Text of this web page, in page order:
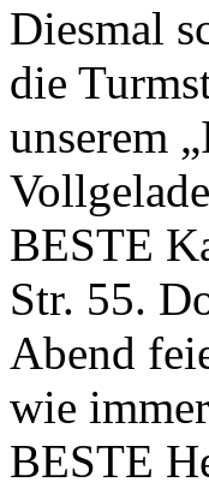
Diesmal
die
unserem
BESTE
Str. 55.
Abend
wie
BESTE